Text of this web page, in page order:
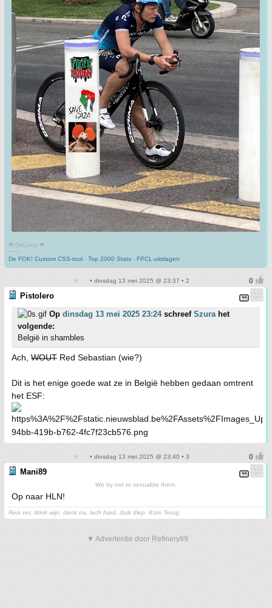
❤ DeLuna ❤
-------
De FOK! Custom CSS-tool - Top 2000 Stats - FPCL-uitslagen
• dinsdag 13 mei 2025 @ 23:37 • 2
Pistolero
Op dinsdag 13 mei 2025 23:24schreef Szura het
volgende:
België in shambles
Ach, WOUT Red Sebastian (wie?)
Dit is het enige goede wat ze in België hebben gedaan omtrent
het ESF:
• dinsdag 13 mei 2025 @ 23:40 • 3
Mani89
We try not to sexualize them.
Op naar HLN!
Reis ver, drink wijn, denk na, lach hard, duik diep. Kom Terug.
▼ Advertentie door Refinery89